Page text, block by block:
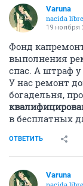
Varuna
nacida libre
19 ноября
Фонд
выполнения
спас. А штраф у
У нас ремонт
богадельня,
в бесплатных
ОТВЕТИТЬ
Varuna